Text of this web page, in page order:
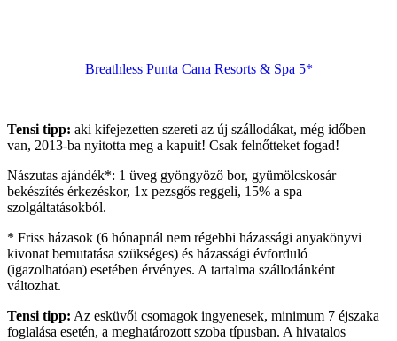
Breathless Punta Cana Resorts & Spa 5*
Tensi tipp: aki kifejezetten szereti az új szállodákat, még időben
van, 2013-ba nyitotta meg a kapuit! Csak felnőtteket fogad!
Nászutas ajándék*: 1 üveg gyöngyöző bor, gyümölcskosár
bekészítés érkezéskor, 1x pezsgős reggeli, 15% a spa
szolgáltatásokból.
* Friss házasok (6 hónapnál nem régebbi házassági anyakönyvi
kivonat bemutatása szükséges) és házassági évforduló
(igazolhatóan) esetében érvényes. A tartalma szállodánként
változhat.
Tensi tipp: Az esküvői csomagok ingyenesek, minimum 7 éjszaka
foglalása esetén, a meghatározott szoba típusban. A hivatalos